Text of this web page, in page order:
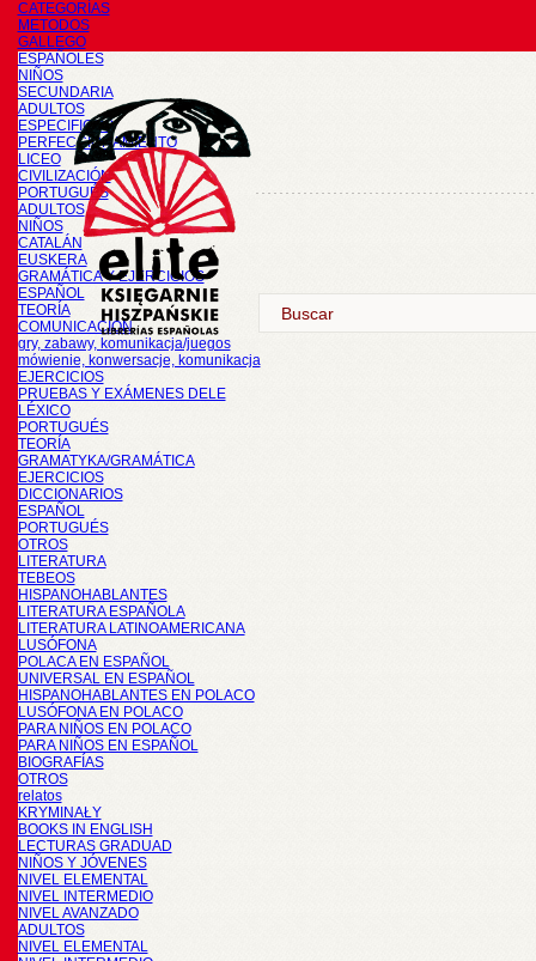
CATEGORÍAS
METODOS
GALLEGO
ESPAÑOLES
NIÑOS
SECUNDARIA
ADULTOS
ESPECIFICOS
PERFECCIONAMIENTO
LICEO
CIVILIZACIÓN
PORTUGUÉS
ADULTOS
NIÑOS
CATALÁN
EUSKERA
GRAMÁTICA Y EJERCICIOS
ESPAÑOL
TEORÍA
COMUNICACIÓN
gry, zabawy, komunikacja/juegos
mówienie, konwersacje, komunikacja
EJERCICIOS
PRUEBAS Y EXÁMENES DELE
LÉXICO
PORTUGUÉS
TEORÍA
GRAMATYKA/GRAMÁTICA
EJERCICIOS
DICCIONARIOS
ESPAÑOL
PORTUGUÉS
OTROS
LITERATURA
TEBEOS
HISPANOHABLANTES
LITERATURA ESPAÑOLA
LITERATURA LATINOAMERICANA
LUSÓFONA
POLACA EN ESPAÑOL
UNIVERSAL EN ESPAÑOL
HISPANOHABLANTES EN POLACO
LUSÓFONA EN POLACO
PARA NIÑOS EN POLACO
PARA NIÑOS EN ESPAÑOL
BIOGRAFÍAS
OTROS
relatos
KRYMINAŁY
BOOKS IN ENGLISH
LECTURAS GRADUAD
NIÑOS Y JÓVENES
NIVEL ELEMENTAL
NIVEL INTERMEDIO
NIVEL AVANZADO
ADULTOS
NIVEL ELEMENTAL